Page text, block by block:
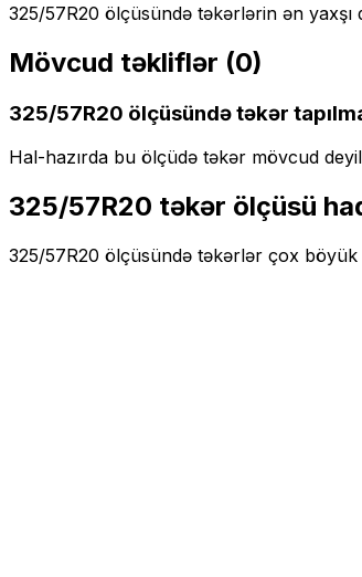
325/57R20 ölçüsündə təkərlərin ən yaxşı
Mövcud təkliflər (0)
325/57R20 ölçüsündə təkər
Hal-hazırda bu ölçüdə təkər mövcud
325/57R20 təkər ölçüsü
325/57R20 ölçüsündə təkərlər çox böyük